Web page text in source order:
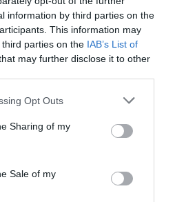
information by third parties on the
This information may
parties on the IAB’s List of
may further disclose it to other
app uses one or more Google
behaviour. You may click to
and its third-party tags to
purposes in below Google
Opt Outs
Sharing of my
Sale of my
Έγινε
στην
παραλία
στην
Κυριακή –
Ο καιρός αλλάζει
πρόσωπο: Έρχονται
40άρια μαζί με
θυελλώδη μελτέμια
Μητέρα και γιος οι